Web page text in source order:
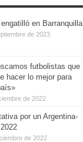
en Barranquilla
de 2023
futbolistas que
hacer lo mejor para
de 2022
por un Argentina-
de 2022